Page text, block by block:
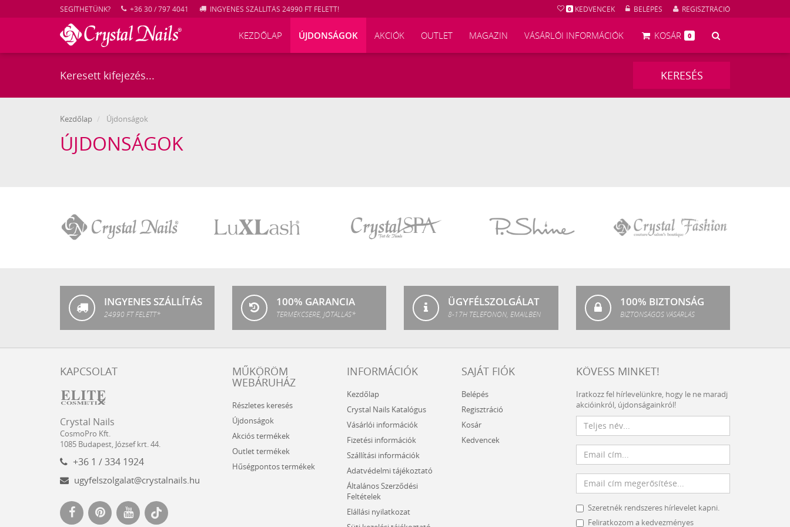
SEGÍTHETÜNK? +36 30 / 797 4041 INGYENES SZÁLLÍTÁS 24990 FT FELETT! 0 KEDVENCEK BELÉPÉS REGISZTRÁCIÓ
KEZDŐLAP ÚJDONSÁGOK AKCIÓK OUTLET MAGAZIN VÁSÁRLÓI INFORMÁCIÓK KOSÁR 0
KERESÉS
Kezdőlap Újdonságok
ÚJDONSÁGOK
INGYENES SZÁLLÍTÁS
24990 FT FELETT*
100% GARANCIA
TERMÉKCSERE, JÓTÁLLÁS*
ÜGYFÉLSZOLGÁLAT
8-17H TELEFONON, EMAILBEN
100% BIZTONSÁG
BIZTONSÁGOS VÁSÁRLÁS
KAPCSOLAT
Nails
Kft.
Crystal Nails
CosmoPro Kft.
1085 Budapest, József krt. 44.
+36 1 / 334 1924
ugyfelszolgalat@crystalnails.hu
MŰKÖRÖM
WEBÁRUHÁZ
Részletes keresés
Újdonságok
Akciós termékek
Outlet termékek
Hűségpontos termékek
INFORMÁCIÓK
Kezdőlap
Crystal Nails Katalógus
Vásárlói információk
Fizetési információk
Szállítási információk
Adatvédelmi tájékoztató
Általános Szerződési
Feltételek
Elállási nyilatkozat
SAJÁT FIÓK
Belépés
Regisztráció
Kosár
Kedvencek
KÖVESS MINKET!
Iratkozz fel hírlevelünkre, hogy le ne maradj
akcióinkról, újdonságainkról!
Szeretnék rendszeres hírlevelet kapni.
Feliratkozom a kedvezményes